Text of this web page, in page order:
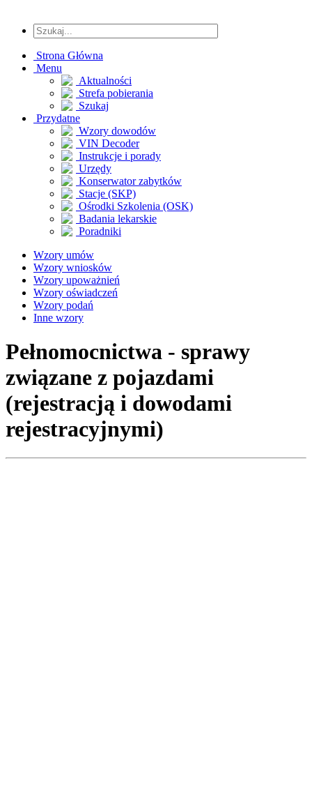
Strona Główna
Menu
Aktualności
Strefa pobierania
Szukaj
Przydatne
Wzory dowodów
VIN Decoder
Instrukcje i porady
Urzędy
Konserwator zabytków
Stacje (SKP)
Ośrodki Szkolenia (OSK)
Badania lekarskie
Poradniki
Wzory umów
Wzory wniosków
Wzory upoważnień
Wzory oświadczeń
Wzory podań
Inne wzory
Pełnomocnictwa - sprawy
związane z pojazdami
(rejestracją i dowodami
rejestracyjnymi)